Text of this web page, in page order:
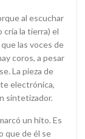
al escuchar
cría la tierra) el
las voces de
coros, a pesar
La pieza de
electrónica,
sintetizador.
un hito. Es
que de él se